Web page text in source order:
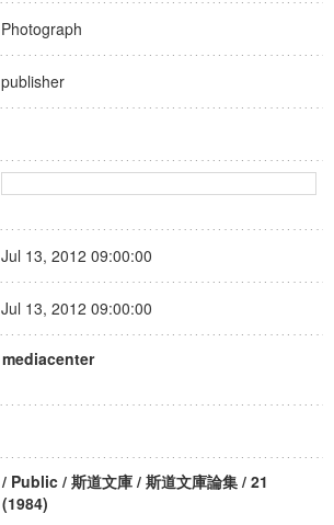
Photograph
publisher
Jul 13, 2012 09:00:00
Jul 13, 2012 09:00:00
mediacenter
/ Public / 斯道文庫 / 斯道文庫論集 / 21
(1984)